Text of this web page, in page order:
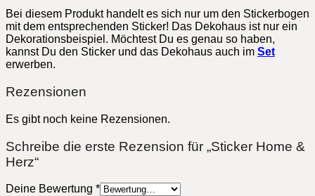
Bei diesem Produkt handelt es sich nur um den Stickerbogen
mit dem entsprechenden Sticker! Das Dekohaus ist nur ein
Dekorationsbeispiel. Möchtest Du es genau so haben,
kannst Du den Sticker und das Dekohaus auch im Set
erwerben.
Rezensionen
Es gibt noch keine Rezensionen.
Schreibe die erste Rezension für „Sticker Home &
Herz“
Deine Bewertung *